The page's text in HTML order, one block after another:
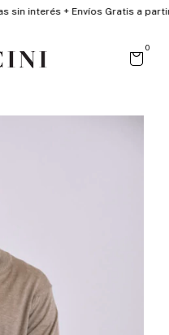
interés + Envíos Gratis a partir
0